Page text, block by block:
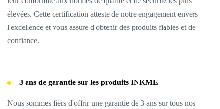
élevées. Cette certification atteste de notre engagement envers
l'excellence et vous assure d'obtenir des produits fiables et de
confiance.
3 ans de garantie sur les produits INKME
Nous sommes fiers d'offrir une garantie de 3 ans sur tous nos